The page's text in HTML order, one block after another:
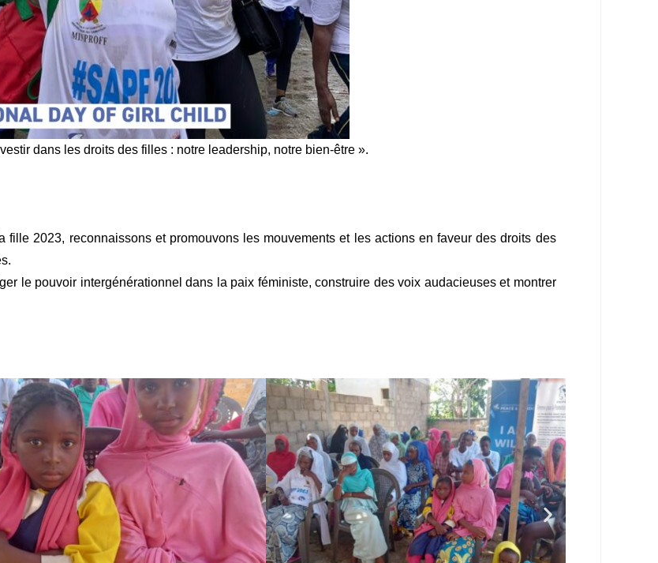
dans les droits des filles : notre leadership, notre bien-être ».
2023, reconnaissons et promouvons les mouvements et les actions en faveur des droits des
le pouvoir intergénérationnel dans la paix féministe, construire des voix audacieuses et montrer